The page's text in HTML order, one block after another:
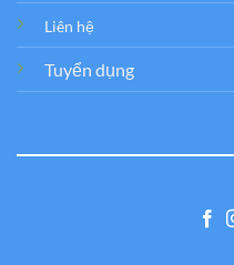
Liên hệ
Tuyển dụng